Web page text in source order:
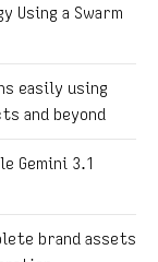
Using a Swarm
easily using
and beyond
Gemini 3.1
brand assets